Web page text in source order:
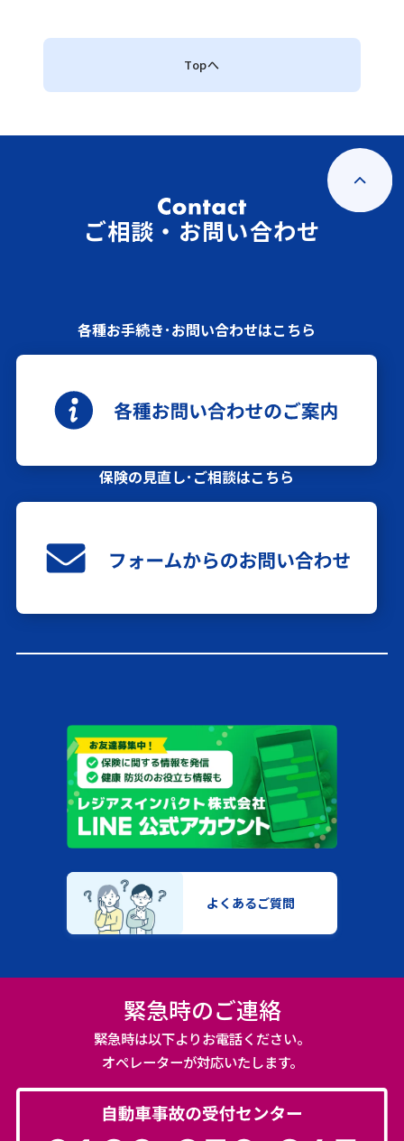
Topへ
ご相談・お問い合わせ
各種お手続き･お問い合わせはこちら
保険の見直し･ご相談はこちら
よくあるご質問
緊急時のご連絡
緊急時は以下よりお電話ください。
オペレーターが対応いたします。